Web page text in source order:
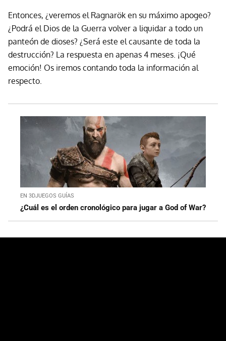
Entonces, ¿veremos el Ragnarök en su máximo apogeo?
¿Podrá el Dios de la Guerra volver a liquidar a todo un
panteón de dioses? ¿Será este el causante de toda la
destrucción? La respuesta en apenas 4 meses. ¡Qué
emoción! Os iremos contando toda la información al
respecto.
EN 3DJUEGOS GUÍAS
¿Cuál es el orden cronológico para jugar a God of War?